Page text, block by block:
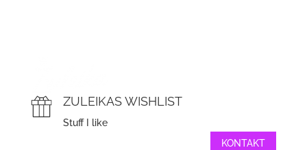
ZULEIKAS WISHLIST
Stuff I like
KONTAKT